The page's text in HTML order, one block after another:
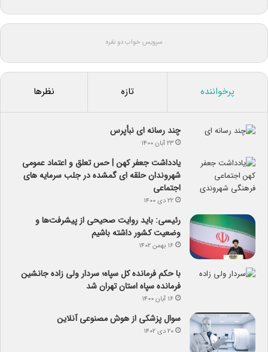
سرویس خواب دو نفره
پرخواننده تازه نظرها
چند رسانه ای نبأپرس
۲۳ آبان ۱۴۰۰
یادداشت جعفر کهن | حس تعلق و اعتماد عمومی
شهروندان حلقه ای گمشده در جلب سرمایه های
اجتماعی
۲۲ دی ۱۴۰۰
رئیسی: باید روایت صحیحی از پیشرفت‌ها و
وضعیت کشور داشته باشیم
۱۶ بهمن ۱۴۰۲
با حکم فرمانده کل سپاه؛ سردار ولی زاده جانشین
فرمانده سپاه استان تهران شد
۱۶ آبان ۱۴۰۰
سوال پزشکی از هوش مصنوعی آنلاین
۲۰ دی ۱۴۰۲